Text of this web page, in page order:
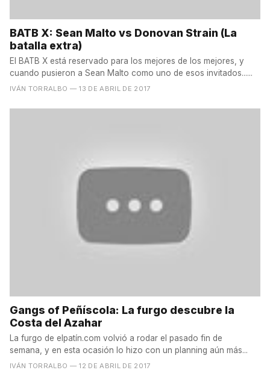
BATB X: Sean Malto vs Donovan Strain (La
batalla extra)
El BATB X está reservado para los mejores de los mejores, y
cuando pusieron a Sean Malto como uno de esos invitados......
IVÁN TORRALBO — 13 DE ABRIL DE 2017
Gangs of Peñíscola: La furgo descubre la
Costa del Azahar
La furgo de elpatín.com volvió a rodar el pasado fin de
semana, y en esta ocasión lo hizo con un planning aún más...
IVÁN TORRALBO — 12 DE ABRIL DE 2017